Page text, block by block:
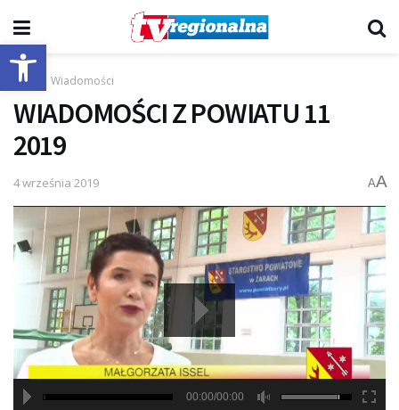
Otwórz pasek narzędzi
Start Wiadomości
WIADOMOŚCI Z POWIATU 11
2019
4 września 2019 AA
00:00/00:00